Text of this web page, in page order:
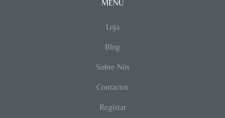
MENU
Loja
Blog
Sobre Nós
Contactos
Registar